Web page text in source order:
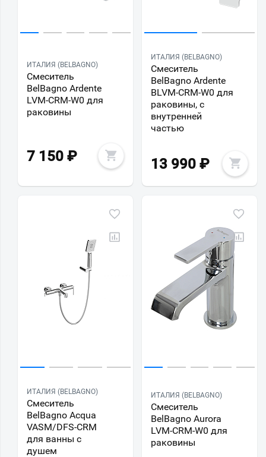
ИТАЛИЯ (BELBAGNO)
Смеситель
BelBagno Ardente
LVM-CRM-W0 для
раковины
7 150 ₽
ИТАЛИЯ (BELBAGNO)
Смеситель
BelBagno Ardente
BLVM-CRM-W0 для
раковины, с
внутренней
частью
13 990 ₽
ИТАЛИЯ (BELBAGNO)
Смеситель
BelBagno Acqua
VASM/DFS-CRM
для ванны с
душем
ИТАЛИЯ (BELBAGNO)
Смеситель
BelBagno Aurora
LVM-CRM-W0 для
раковины